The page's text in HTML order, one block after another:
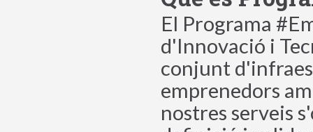
El Programa
d'Innovació i
conjunt
emprenedors
nostres serveis